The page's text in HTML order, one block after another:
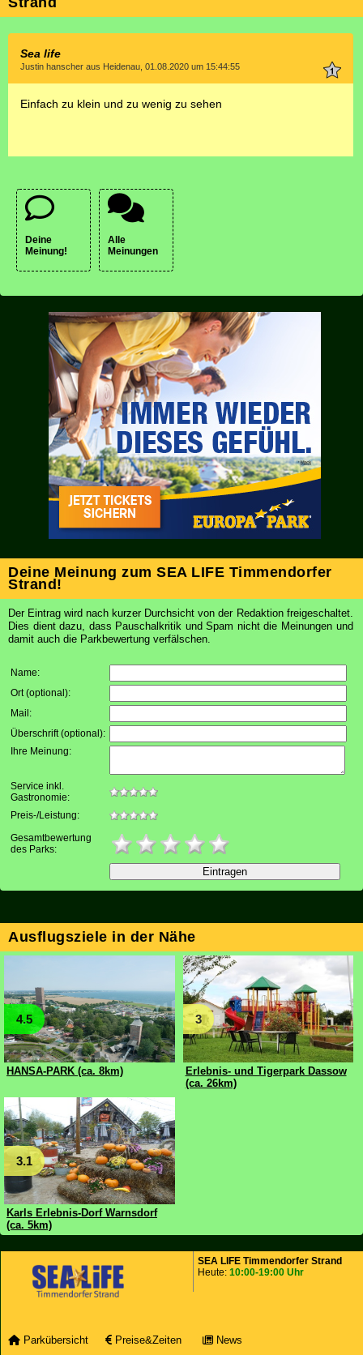
Sea life
Justin hanscher aus Heidenau, 01.08.2020 um 15:44:55
Einfach zu klein und zu wenig zu sehen
Deine
Meinung!
Alle
Meinungen
Deine Meinung zum SEA LIFE Timmendorfer
Strand!
Der Eintrag wird nach kurzer Durchsicht von der Redaktion freigeschaltet.
Dies dient dazu, dass Pauschalkritik und Spam nicht die Meinungen und
damit auch die Parkbewertung verfälschen.
Name:
Ort (optional):
Mail :
Überschrift (optional):
Ihre Meinung:
Service inkl.
Gastronomie:
Preis-/Leistung:
Gesamtbewertung
des Parks:
Ausflugsziele in der Nähe
4.5
HANSA-PARK (ca. 8km)
3
Erlebnis- und Tigerpark Dassow
(ca. 26km)
3.1
Karls Erlebnis-Dorf Warnsdorf
(ca. 5km)
SEA LIFE Timmendorfer Strand
Heute: 10:00-19:00 Uhr
Parkübersicht Preise&Zeiten News